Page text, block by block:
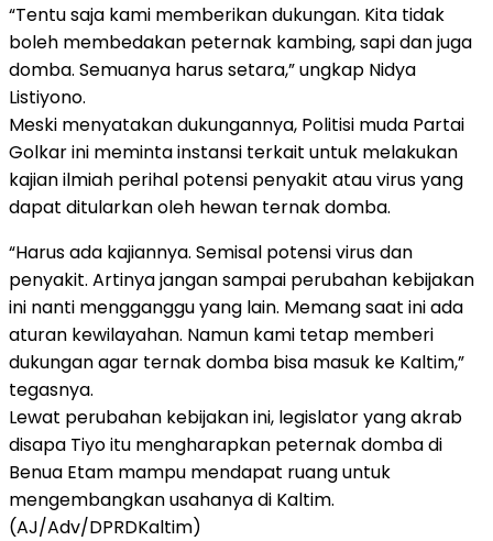
“Tentu saja kami memberikan dukungan. Kita tidak
boleh membedakan peternak kambing, sapi dan juga
domba. Semuanya harus setara,” ungkap Nidya
Listiyono.
Meski menyatakan dukungannya, Politisi muda Partai
Golkar ini meminta instansi terkait untuk melakukan
kajian ilmiah perihal potensi penyakit atau virus yang
dapat ditularkan oleh hewan ternak domba.
“Harus ada kajiannya. Semisal potensi virus dan
penyakit. Artinya jangan sampai perubahan kebijakan
ini nanti mengganggu yang lain. Memang saat ini ada
aturan kewilayahan. Namun kami tetap memberi
dukungan agar ternak domba bisa masuk ke Kaltim,”
tegasnya.
Lewat perubahan kebijakan ini, legislator yang akrab
disapa Tiyo itu mengharapkan peternak domba di
Benua Etam mampu mendapat ruang untuk
mengembangkan usahanya di Kaltim.
(AJ/Adv/DPRDKaltim)